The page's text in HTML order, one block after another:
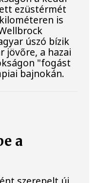
ezüstérmét
is
úszó bízik
jövőre, a hazai
"fogást
bajnokán.
a